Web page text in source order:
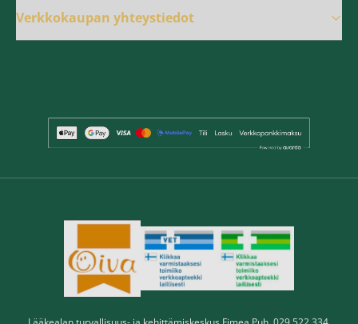
Verkkokaupan yhteystiedot